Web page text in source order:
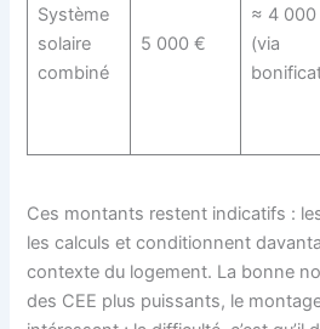
Système
solaire
combiné
5 000 €
≈ 4 000
(via
Ces montants restent indicatifs :
les calculs et conditionnent
contexte du logement. La bonne
des CEE plus puissants, le